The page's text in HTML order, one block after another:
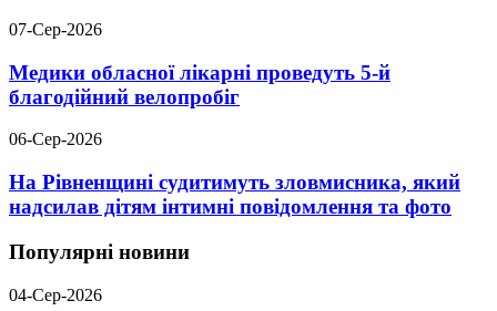
07-Сер-2026
Медики обласної лікарні проведуть 5-й
благодійний велопробіг
06-Сер-2026
На Рівненщині судитимуть зловмисника, який
надсилав дітям інтимні повідомлення та фото
Популярні новини
04-Сер-2026